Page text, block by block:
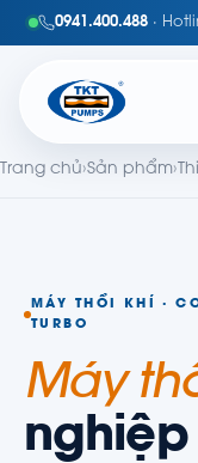
0941.400.488 ·
Trang chủ›Sản phẩm›
MÁY THỔI KHÍ ·
TURBO
Máy
nghiệp